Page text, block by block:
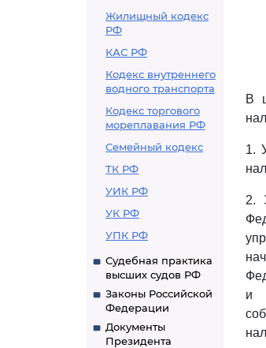
Жилищный кодекс
РФ
КАС РФ
Кодекс внутреннего
водного транспорта
Кодекс торгового
мореплавания РФ
Семейный кодекс
ТК РФ
УИК РФ
УК РФ
УПК РФ
Судебная практика
высших судов РФ
Законы Российской
Федерации
Документы
Президента
В
1.
2.
и